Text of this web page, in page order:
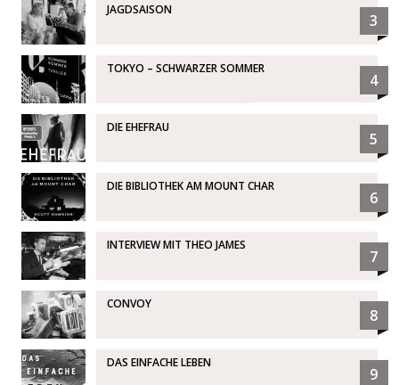
JAGDSAISON
3
TOKYO – SCHWARZER SOMMER
4
DIE EHEFRAU
5
DIE BIBLIOTHEK AM MOUNT CHAR
6
INTERVIEW MIT THEO JAMES
7
CONVOY
8
DAS EINFACHE LEBEN
9